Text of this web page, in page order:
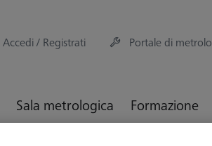
Accedi / Registrati Portale di
Sala metrologica Formazione